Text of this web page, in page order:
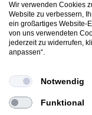
Wir verwenden Cookies
Website zu verbessern,
ein großartiges Website-
von uns verwendeten
jederzeit zu widerrufen,
anpassen“.
Notwendig
Funktional
WICHTIGE LINKS
Helmi Post
Kontakt & Support
FOLGE HELMI: